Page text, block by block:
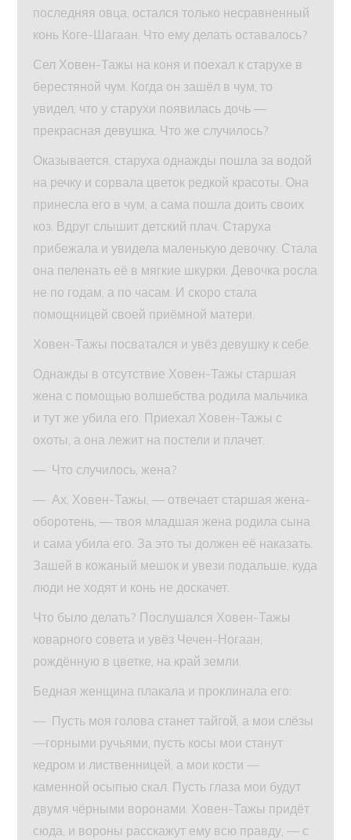
последняя овца, остался только несравненный
конь Коге-Шагаан. Что ему делать оставалось?
Сел Ховен-Тажы на коня и поехал к старухе в
берестяной чум. Когда он зашёл в чум, то
увидел, что у старухи появилась дочь —
прекрасная девушка. Что же случилось?
Оказывается, старуха однажды пошла за водой
на речку и сорвала цветок редкой красоты. Она
принесла его в чум, а сама пошла доить своих
коз. Вдруг слышит детский плач. Старуха
прибежала и увидела маленькую девочку. Стала
она пеленать её в мягкие шкурки. Девочка росла
не по годам, а по часам. И скоро стала
помощницей своей приёмной матери.
Ховен-Тажы посватался и увёз девушку к себе.
Однажды в отсутствие Ховен-Тажы старшая
жена с помощью волшебства родила мальчика
и тут же убила его. Приехал Ховен-Тажы с
охоты, а она лежит на постели и плачет.
— Что случилось, жена?
— Ах, Ховен-Тажы, — отвечает старшая жена-
оборотень, — твоя младшая жена родила сына
и сама убила его. За это ты должен её наказать.
Зашей в кожаный мешок и увези подальше, куда
люди не ходят и конь не доскачет.
Что было делать? Послушался Ховен-Тажы
коварного совета и увёз Чечен-Ногаан,
рождённую в цветке, на край земли.
Бедная женщина плакала и проклинала его:
— Пусть моя голова станет тайгой, а мои слёзы
—горными ручьями, пусть косы мои станут
кедром и лиственницей, а мои кости —
каменной осыпью скал. Пусть глаза мои будут
двумя чёрными воронами. Ховен-Тажы придёт
сюда, и вороны расскажут ему всю правду, — с